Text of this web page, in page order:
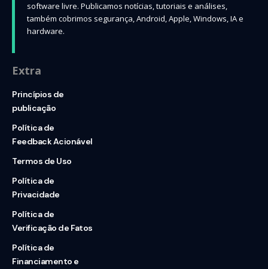
software livre. Publicamos notícias, tutoriais e análises,
também cobrimos segurança, Android, Apple, Windows, IA e
hardware.
Extra
Princípios de
publicação
Política de
Feedback Acionável
Termos de Uso
Política de
Privacidade
Política de
Verificação de Fatos
Política de
Financiamento e